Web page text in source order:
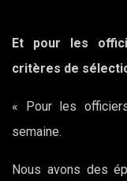
Et pour les
critères de
« Pour les
semaine.
Nous avons des